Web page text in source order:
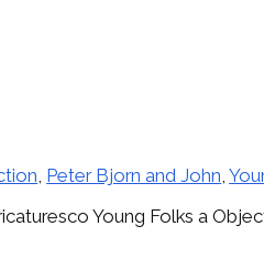
, Peter Bjorn and John,
Young Folks a